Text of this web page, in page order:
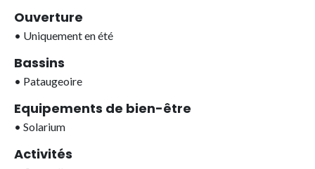
Ouverture
• Uniquement en été
Bassins
• Pataugeoire
Equipements de bien-être
• Solarium
Activités